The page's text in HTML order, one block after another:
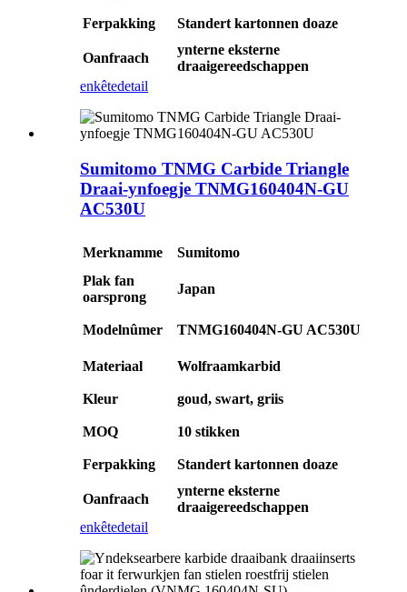
Ferpakking Standert kartonnen doaze
Oanfraach
ynterne eksterne
draaigereedschappen
enkêtedetail
Sumitomo TNMG Carbide Triangle
Draai-ynfoegje TNMG160404N-GU
AC530U
Merknamme
Sumitomo
Plak fan
oarsprong
Japan
Modelnûmer TNMG160404N-GU AC530U
Materiaal Wolfraamkarbid
Kleur goud, swart, griis
MOQ 10 stikken
Ferpakking Standert kartonnen doaze
Oanfraach
ynterne eksterne
draaigereedschappen
enkêtedetail